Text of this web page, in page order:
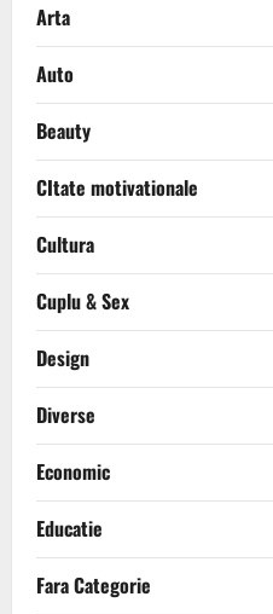
Arta
Auto
Beauty
CItate motivationale
Cultura
Cuplu & Sex
Design
Diverse
Economic
Educatie
Fara Categorie